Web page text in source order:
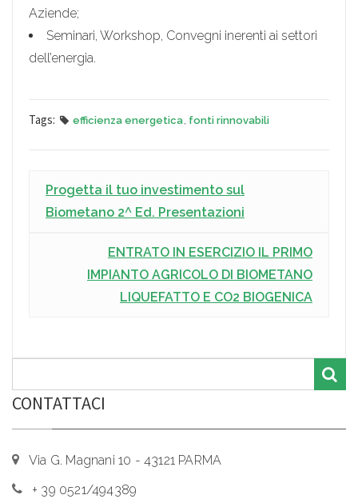
Aziende;
Seminari, Workshop, Convegni inerenti ai settori
dell’energia.
Tags: efficienza energetica, fonti rinnovabili
Progetta il tuo investimento sul
Biometano 2^ Ed. Presentazioni
ENTRATO IN ESERCIZIO IL PRIMO
IMPIANTO AGRICOLO DI BIOMETANO
LIQUEFATTO E CO2 BIOGENICA
CONTATTACI
Via G. Magnani 10 - 43121 PARMA
+ 39 0521/494389